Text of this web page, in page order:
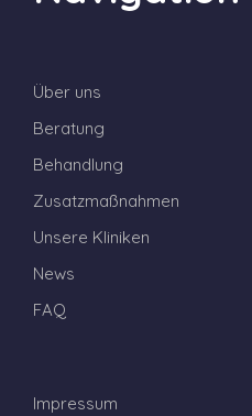
Über uns
Beratung
Behandlung
Zusatzmaßnahmen
Unsere Kliniken
News
FAQ
Impressum